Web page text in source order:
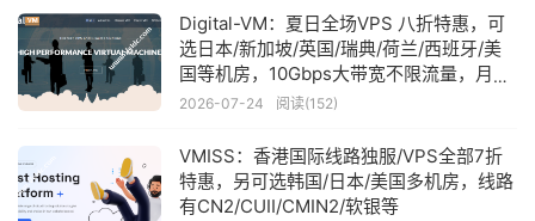
Digital-VM：夏日全场VPS 八折特惠，可
选日本/新加坡/英国/瑞典/荷兰/西班牙/美
国等机房，10Gbps大带宽不限流量，月付
$8起
2026-07-24 阅读(152)
VMISS：香港国际线路独服/VPS全部7折
特惠，另可选韩国/日本/美国多机房，线路
有CN2/CUII/CMIN2/软银等